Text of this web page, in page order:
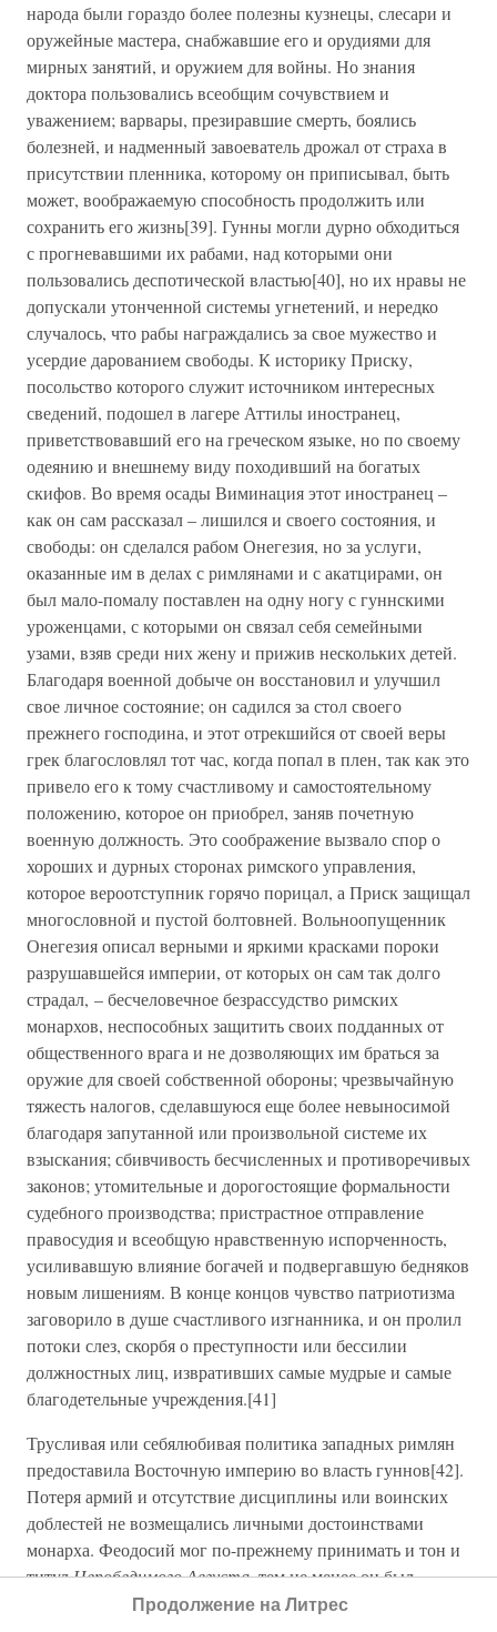
народа были гораздо более полезны кузнецы, слесари и
оружейные мастера, снабжавшие его и орудиями для
мирных занятий, и оружием для войны. Но знания
доктора пользовались всеобщим сочувствием и
уважением; варвары, презиравшие смерть, боялись
болезней, и надменный завоеватель дрожал от страха в
присутствии пленника, которому он приписывал, быть
может, воображаемую способность продолжить или
сохранить его жизнь[39]. Гунны могли дурно обходиться
с прогневавшими их рабами, над которыми они
пользовались деспотической властью[40], но их нравы не
допускали утонченной системы угнетений, и нередко
случалось, что рабы награждались за свое мужество и
усердие дарованием свободы. К историку Приску,
посольство которого служит источником интересных
сведений, подошел в лагере Аттилы иностранец,
приветствовавший его на греческом языке, но по своему
одеянию и внешнему виду походивший на богатых
скифов. Во время осады Виминация этот иностранец –
как он сам рассказал – лишился и своего состояния, и
свободы: он сделался рабом Онегезия, но за услуги,
оказанные им в делах с римлянами и с акатцирами, он
был мало-помалу поставлен на одну ногу с гуннскими
уроженцами, с которыми он связал себя семейными
узами, взяв среди них жену и прижив нескольких детей.
Благодаря военной добыче он восстановил и улучшил
свое личное состояние; он садился за стол своего
прежнего господина, и этот отрекшийся от своей веры
грек благословлял тот час, когда попал в плен, так как это
привело его к тому счастливому и самостоятельному
положению, которое он приобрел, заняв почетную
военную должность. Это соображение вызвало спор о
хороших и дурных сторонах римского управления,
которое вероотступник горячо порицал, а Приск защищал
многословной и пустой болтовней. Вольноопущенник
Онегезия описал верными и яркими красками пороки
разрушавшейся империи, от которых он сам так долго
страдал, – бесчеловечное безрассудство римских
монархов, неспособных защитить своих подданных от
общественного врага и не дозволяющих им браться за
оружие для своей собственной обороны; чрезвычайную
тяжесть налогов, сделавшуюся еще более невыносимой
благодаря запутанной или произвольной системе их
взыскания; сбивчивость бесчисленных и противоречивых
законов; утомительные и дорогостоящие формальности
судебного производства; пристрастное отправление
правосудия и всеобщую нравственную испорченность,
усиливавшую влияние богачей и подвергавшую бедняков
новым лишениям. В конце концов чувство патриотизма
заговорило в душе счастливого изгнанника, и он пролил
потоки слез, скорбя о преступности или бессилии
должностных лиц, извративших самые мудрые и самые
благодетельные учреждения.[41]
Трусливая или себялюбивая политика западных римлян
предоставила Восточную империю во власть гуннов[42].
Потеря армий и отсутствие дисциплины или воинских
доблестей не возмещались личными достоинствами
монарха. Феодосий мог по-прежнему принимать и тон и
титулНепобедимого Августа,тем не менее он был
вынужден просить пощады у Аттилы, который
Продолжение на Литрес